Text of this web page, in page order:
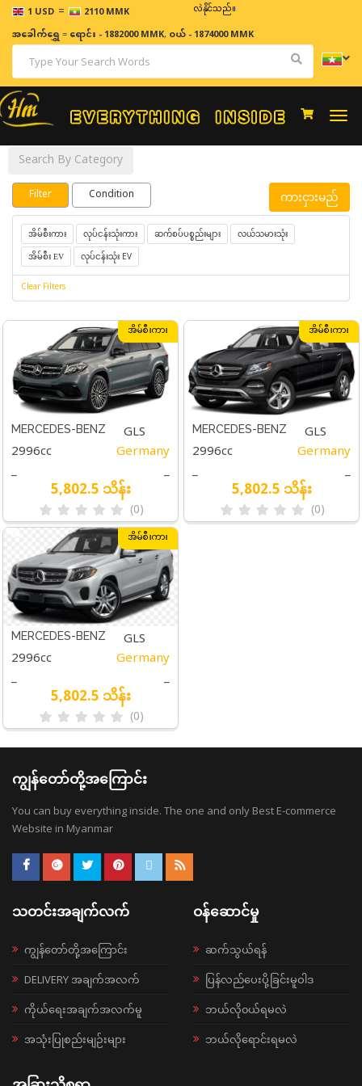
1 USD = 2110 MMK
ဈေးနှုန်းများသည် အချိန်နှင့် အမျှပြောင်းလဲနိုင်သည်။
အခေါက်ရွှေ=ရောင်း - 1882000 MMK, ဝယ် - 1874000 MMK
Search By Category
Filter Condition ကားငှားမည်
အိမ်စီးကား လုပ်ငန်းသုံးကား ဆက်စပ်ပစ္စည်းများ လယ်သမားသုံး
အိမ်စီး EV လုပ်ငန်းသုံး EV
Clear Filters
အိမ်စီးကား
MERCEDES-BENZ
GLS 400 4MATIC
GLS
400
4MATIC
2996cc Germany
_ _
5,802.5 သိန်း
(0)
အိမ်စီးကား
MERCEDES-BENZ
GLS 400 4MATIC
GLS
400
4MATIC
2996cc Germany
_ _
5,802.5 သိန်း
(0)
အိမ်စီးကား
MERCEDES-BENZ
GLS 400 4MATIC
GLS
400
4MATIC
2996cc Germany
_ _
5,802.5 သိန်း
(0)
ကျွန်တော်တို့အကြောင်း
You can buy everything inside. The one and only Best E-commerce
Website in Myanmar
သတင်းအချက်လက်
ကျွန်တော်တို့အကြောင်း
DELIVERY အချက်အလက်
ကိုယ်ရေးအချက်အလက်မူ
အသုံးပြုစည်းမျဉ်းများ
ဝန်ဆောင်မှု
ဆက်သွယ်ရန်
ပြန်လည်ပေးပို့ခြင်းမူဝါဒ
ဘယ်လို၀ယ်ရမလဲ
ဘယ်လိုရောင်းရမလဲ